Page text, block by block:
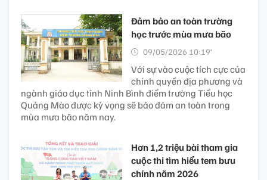
Đảm bảo an toàn trường
học trước mùa mưa bão
09/05/2026 10:19’
Với sự vào cuộc tích cực của
chính quyền địa phương và
ngành giáo dục tỉnh Ninh Bình điểm trường Tiểu học
Quảng Mào được kỳ vọng sẽ bảo đảm an toàn trong
mùa mưa bão năm nay.
Hơn 1,2 triệu bài tham gia
cuộc thi tìm hiểu tem bưu
chính năm 2026